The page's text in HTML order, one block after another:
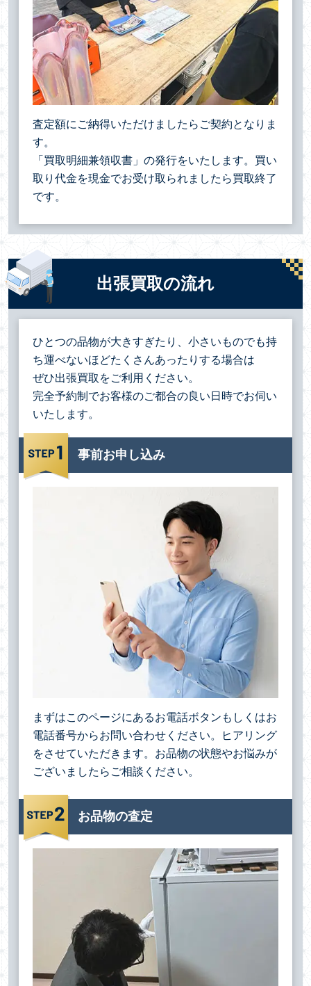
査定額にご納得いただけましたらご契約となりま
す。
「買取明細兼領収書」の発行をいたします。買い
取り代金を現金でお受け取られましたら買取終了
です。
出張買取の流れ
ひとつの品物が大きすぎたり、小さいものでも持
ち運べないほどたくさんあったりする場合は
ぜひ出張買取をご利用ください。
完全予約制でお客様のご都合の良い日時でお伺い
いたします。
事前お申し込み
まずはこのページにあるお電話ボタンもしくはお
電話番号からお問い合わせください。ヒアリング
をさせていただきます。お品物の状態やお悩みが
ございましたらご相談ください。
お品物の査定